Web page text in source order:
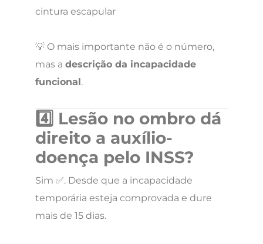
cintura escapular
💡 O mais importante não é o número,
mas a descrição da incapacidade
funcional.
4️⃣ Lesão no ombro dá
direito a auxílio-
doença pelo INSS?
Sim ✅. Desde que a incapacidade
temporária esteja comprovada e dure
mais de 15 dias.